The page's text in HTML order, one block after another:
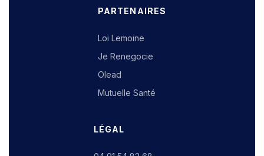
PARTENAIRES
Loi Lemoine
Je Renegocie
Olead
Mutuelle Santé
LÉGAL